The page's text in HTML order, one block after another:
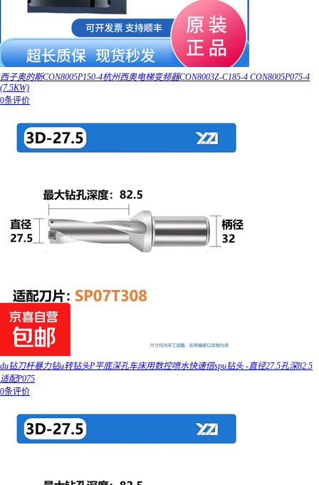
西子奥的斯CON8005P150-4杭州西奥电梯变频器CON8003Z-C185-4 CON8005P075-4
(7.5KW)
0条评价
du钻刀杆暴力钻u转钻头P平底深孔车床用数控喷水快速倍spu钻头 -直径27.5孔深82.5
适配P075
0条评价